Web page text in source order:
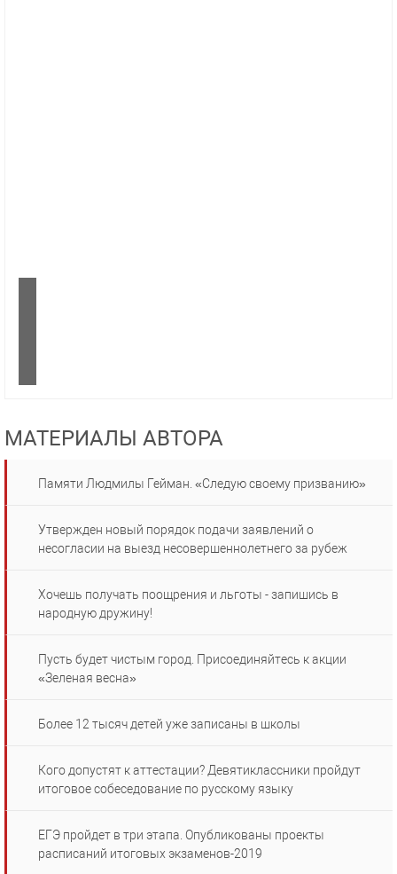
МАТЕРИАЛЫ АВТОРА
Памяти Людмилы Гейман. «Следую своему призванию»
Утвержден новый порядок подачи заявлений о
несогласии на выезд несовершеннолетнего за рубеж
Хочешь получать поощрения и льготы - запишись в
народную дружину!
Пусть будет чистым город. Присоединяйтесь к акции
«Зеленая весна»
Более 12 тысяч детей уже записаны в школы
Кого допустят к аттестации? Девятиклассники пройдут
итоговое собеседование по русскому языку
ЕГЭ пройдет в три этапа. Опубликованы проекты
расписаний итоговых экзаменов-2019